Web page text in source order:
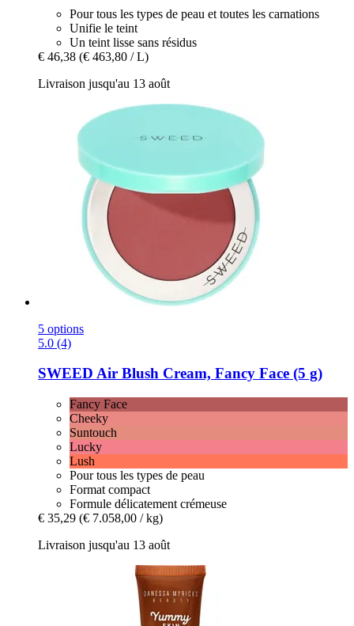
Pour tous les types de peau et toutes les carnations
Unifie le teint
Un teint lisse sans résidus
€ 46,38 (€ 463,80 / L)
Livraison jusqu'au 13 août
5 options
5.0 (4)
SWEED Air Blush Cream, Fancy Face (5 g)
Fancy Face
Cheeky
Suntouch
Lucky
Lush
Pour tous les types de peau
Format compact
Formule délicatement crémeuse
€ 35,29 (€ 7.058,00 / kg)
Livraison jusqu'au 13 août